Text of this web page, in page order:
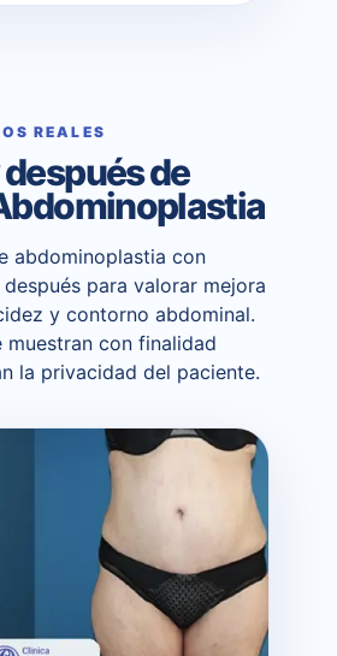
REALES
de
abdominoplastia con
para valorar mejora
y contorno abdominal.
muestran con finalidad
la privacidad del paciente.